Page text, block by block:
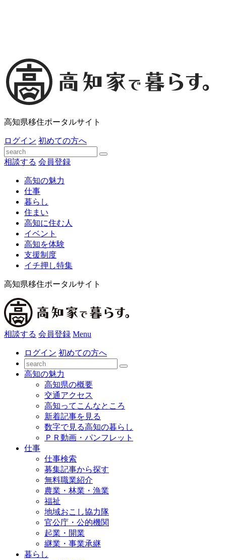
高知県移住ポータルサイト
ログイン 初めての方へ
相談する 会員登録
高知の魅力
仕事
暮らし
住まい
高知に住む人
イベント
高知を体験
支援制度
イチ押し特集
高知県移住ポータルサイト
相談する 会員登録 Menu
ログイン 初めての方へ
高知の魅力
高知県の概要
交通アクセス
高知ってこんなところ
新着記事を見る
数字で見る高知の暮らし
ＰＲ動画・パンフレット
仕事
仕事検索
募集記事から探す
無料職業紹介
農業・林業・漁業
福祉
地域おこし協力隊
官公庁・公的機関
起業・開業
継業・事業承継
暮らし